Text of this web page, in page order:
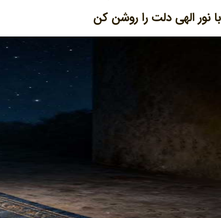
با نور الهی دلت را روشن کن